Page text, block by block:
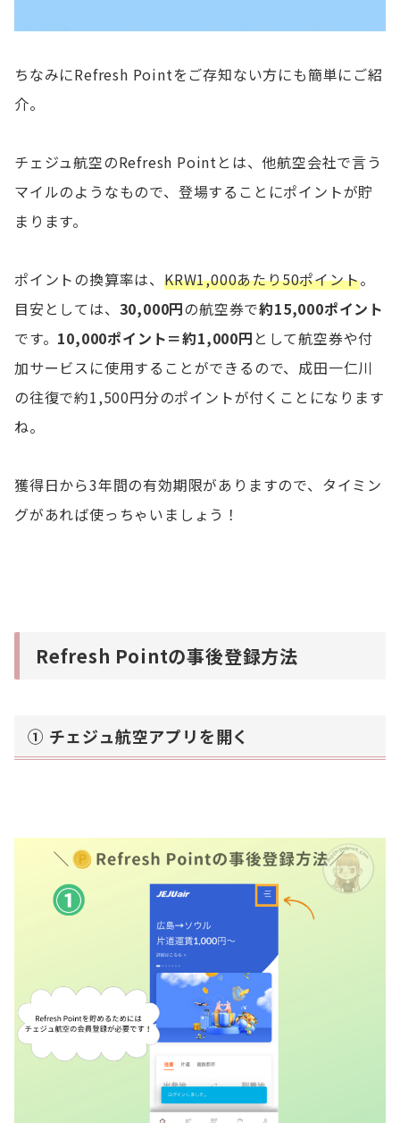
ちなみにRefresh Pointをご存知ない方にも簡単にご紹
介。
チェジュ航空のRefresh Pointとは、他航空会社で言う
マイルのようなもので、登場することにポイントが貯
まります。
ポイントの換算率は、 KRW1,000あたり50ポイント。
目安としては、 30,000円の航空券で約15,000ポイント
です。 10,000ポイント＝約1,000円 として航空券や付
加サービスに使用することができるので、成田一仁川
の往復で約1,500円分のポイントが付くことになります
ね。
獲得日から3年間の有効期限がありますので、タイミン
グがあれば使っちゃいましょう！
Refresh Pointの事後登録方法
① チェジュ航空アプリを開く